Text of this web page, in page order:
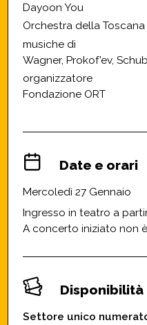
Dayoon You
Orchestra della Toscana
musiche di
Wagner, Prokof'ev,
organizzatore
Fondazione ORT
Date e orari
Mercoledì 27 Gennaio
Ingresso in teatro a
A concerto iniziato non
Settore unico